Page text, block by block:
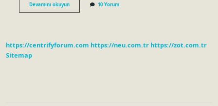
Devamını okuyunÇeneli
Kırıcı
10 Yorum
https://centrifyforum.com https://neu.com.tr https://zot.com.tr
Sitemap